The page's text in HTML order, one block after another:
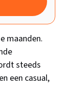
maanden.
steeds
een casual,